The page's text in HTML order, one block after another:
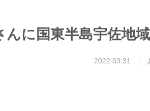
に国東半島宇佐地
2022.03.31